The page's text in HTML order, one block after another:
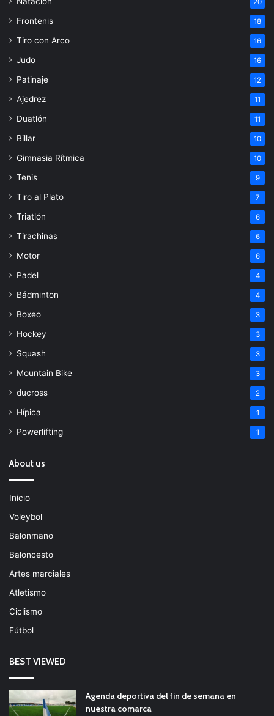
Frontenis 18
Tiro con Arco 16
Judo 16
Patinaje 12
Ajedrez 11
Duatlón 11
Billar 10
Gimnasia Rítmica 10
Tenis 9
Tiro al Plato 7
Triatlón 6
Tirachinas 6
Motor 6
Padel 4
Bádminton 4
Boxeo 3
Hockey 3
Squash 3
Mountain Bike 3
ducross 2
Hípica 1
Powerlifting 1
About us
Inicio
Voleybol
Balonmano
Baloncesto
Artes marciales
Atletismo
Ciclismo
Fútbol
BEST VIEWED
Agenda deportiva del fin de semana en
nuestra comarca